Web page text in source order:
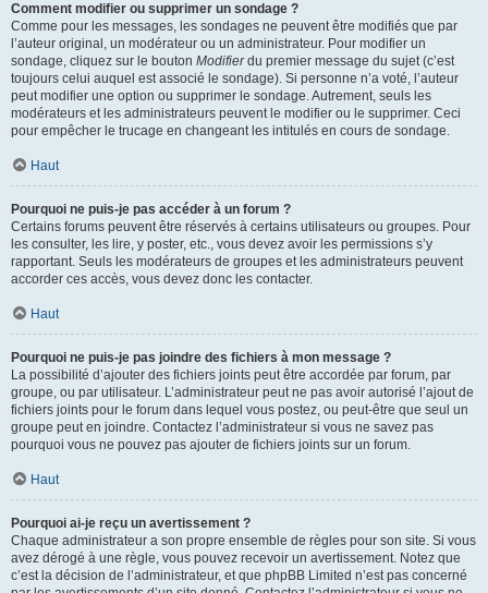
Comment modifier ou supprimer un sondage ?
Comme pour les messages, les sondages ne peuvent être modifiés que par
l’auteur original, un modérateur ou un administrateur. Pour modifier un
sondage, cliquez sur le bouton Modifierdu premier message du sujet (c’est
toujours celui auquel est associé le sondage). Si personne n’a voté, l’auteur
peut modifier une option ou supprimer le sondage. Autrement, seuls les
modérateurs et les administrateurs peuvent le modifier ou le supprimer. Ceci
pour empêcher le trucage en changeant les intitulés en cours de sondage.
Haut
Pourquoi ne puis-je pas accéder à un forum ?
Certains forums peuvent être réservés à certains utilisateurs ou groupes. Pour
les consulter, les lire, y poster, etc., vous devez avoir les permissions s’y
rapportant. Seuls les modérateurs de groupes et les administrateurs peuvent
accorder ces accès, vous devez donc les contacter.
Haut
Pourquoi ne puis-je pas joindre des fichiers à mon message ?
La possibilité d’ajouter des fichiers joints peut être accordée par forum, par
groupe, ou par utilisateur. L’administrateur peut ne pas avoir autorisé l’ajout de
fichiers joints pour le forum dans lequel vous postez, ou peut-être que seul un
groupe peut en joindre. Contactez l’administrateur si vous ne savez pas
pourquoi vous ne pouvez pas ajouter de fichiers joints sur un forum.
Haut
Pourquoi ai-je reçu un avertissement ?
Chaque administrateur a son propre ensemble de règles pour son site. Si vous
avez dérogé à une règle, vous pouvez recevoir un avertissement. Notez que
c’est la décision de l’administrateur, et que phpBB Limited n’est pas concerné